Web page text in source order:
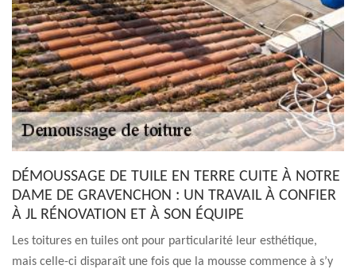
DÉMOUSSAGE DE TUILE EN TERRE CUITE À NOTRE
DAME DE GRAVENCHON : UN TRAVAIL À CONFIER
À JL RÉNOVATION ET À SON ÉQUIPE
Les toitures en tuiles ont pour particularité leur esthétique,
mais celle-ci disparaît une fois que la mousse commence à s’y